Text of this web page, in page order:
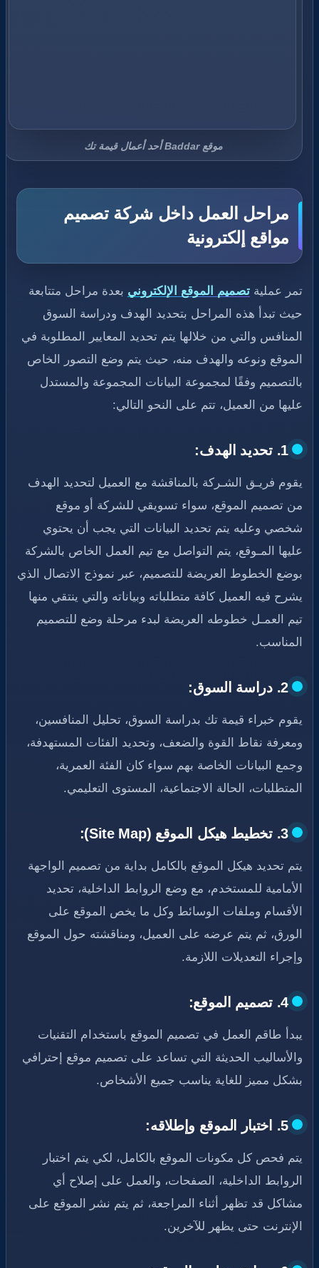
موقع Baddar أحد أعمال قيمة تك
مراحل العمل داخل شركة تصميم
مواقع إلكترونية
تمر عملية تصميم الموقع الإلكتروني بعدة مراحل متتابعة
حيث تبدأ هذه المراحل بتحديد الهدف ودراسة السوق
المنافس والتي من خلالها يتم تحديد المعايير المطلوبة في
الموقع ونوعه والهدف منه، حيث يتم وضع التصور الخاص
بالتصميم وفقًا لمجموعة البيانات المجموعة والمستدل
عليها من العميل، تتم على النحو التالي:
1. تحديد الهدف:
يقوم فريـق الشـركة بالمناقشة مع العميل لتحديد الهدف
من تصميم الموقع، سواء تسويقي للشركة أو موقع
شخصي وعليه يتم تحديد البيانات التي يجب أن يحتوي
عليها المـوقع، يتم التواصل مع تيم العمل الخاص بالشركة
بوضع الخطوط العريضة للتصميم، عبر نموذج الاتصال الذي
يشرح فيه العميل كافة متطلباته وبياناته والتي ينتقي منها
تيم العمـل خطوطه العريضة لبدء مرحلة وضع للتصميم
المناسب.
2. دراسة السوق:
يقوم خبراء قيمة تك بدراسة السوق، تحليل المنافسين،
ومعرفة نقاط القوة والضعف، وتحديد الفئات المستهدفة،
وجمع البيانات الخاصة بهم سواء كان الفئة العمرية،
المتطلبات، الحالة الاجتماعية، المستوى التعليمي.
3. تخطيط هيكل الموقع (Site Map):
يتم تحديد هيكل الموقع بالكامل بداية من تصميم الواجهة
الأمامية للمستخدم، مع وضع الروابط الداخلية، تحديد
الأقسام وملفات الوسائط وكل ما يخص الموقع على
الورق، ثم يتم عرضه على العميل، ومناقشته حول الموقع
وإجراء التعديلات اللازمة.
4. تصميم الموقع:
يبدأ طاقم العمل في تصميم الموقع باستخدام التقنيات
والأساليب الحديثة التي تساعد على تصميم موقع إحترافي
بشكل مميز للغاية يناسب جميع الأشخاص.
5. اختبار الموقع وإطلاقه:
يتم فحص كل مكونات الموقع بالكامل، لكي يتم اختبار
الروابط الداخلية، الصفحات، والعمل على إصلاح أي
مشاكل قد تظهر أثناء المراجعة، ثم يتم نشر الموقع على
الإنترنت حتى يظهر للآخرين.